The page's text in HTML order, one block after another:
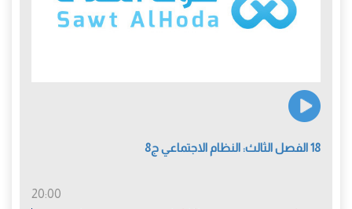
18 الفصل الثالث: النظام الاجتماعي ج8
20:00